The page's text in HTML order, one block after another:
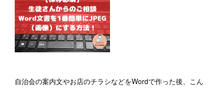
自治会の案内文やお店のチラシなどをWordで作った後、こん